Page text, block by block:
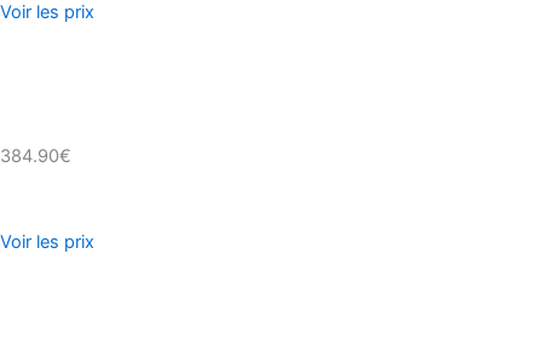
Voir les prix
384.90€
Voir les prix